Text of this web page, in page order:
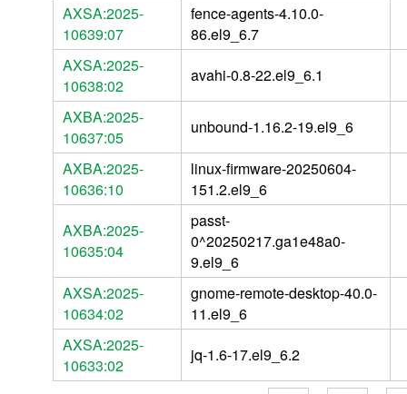
AXSA:2025-
10639:07
fence-agents-4.10.0-
86.el9_6.7
AXSA:2025-
10638:02
avahi-0.8-22.el9_6.1
AXBA:2025-
10637:05
unbound-1.16.2-19.el9_6
AXBA:2025-
10636:10
linux-firmware-20250604-
151.2.el9_6
AXBA:2025-
10635:04
passt-
0^20250217.ga1e48a0-
9.el9_6
AXSA:2025-
10634:02
gnome-remote-desktop-40.0-
11.el9_6
AXSA:2025-
10633:02
jq-1.6-17.el9_6.2